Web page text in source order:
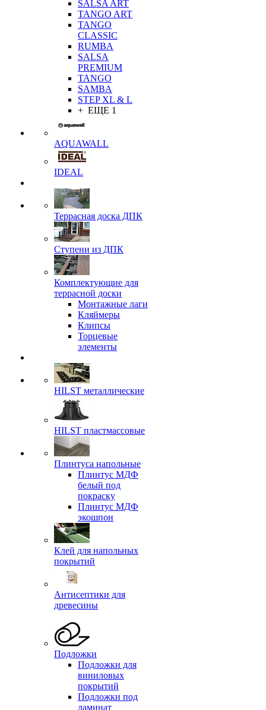
SALSA ART
TANGO ART
TANGO
CLASSIC
RUMBA
SALSA
PREMIUM
TANGO
SAMBA
STEP XL & L
+ ЕЩЕ 1
AQUAWALL
IDEAL
Террасная доска ДПК
Ступени из ДПК
Комплектующие для
террасной доски
Монтажные лаги
Кляймеры
Клипсы
Торцевые
элементы
HILST металлические
HILST пластмассовые
Плинтуса напольные
Плинтус МДФ
белый под
покраску
Плинтус МДФ
экошпон
Клей для напольных
покрытий
Антисептики для
древесины
Подложки
Подложки для
виниловых
покрытий
Подложки под
ламинат